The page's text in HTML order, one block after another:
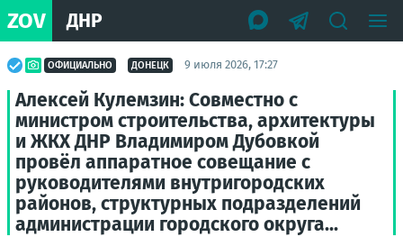
ZOV ДНР
ОФИЦИАЛЬНО ДОНЕЦК 9 июля 2026, 17:27
Алексей Кулемзин: Совместно с
министром строительства, архитектуры
и ЖКХ ДНР Владимиром Дубовкой
провёл аппаратное совещание с
руководителями внутригородских
районов, структурных подразделений
администрации городского округа...